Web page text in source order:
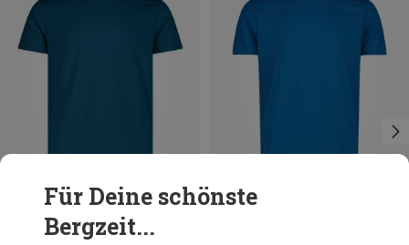
XL XXL 3XL
Für Deine schönste
Bergzeit...